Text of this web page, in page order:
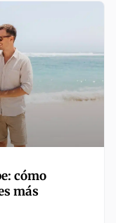
cómo
más